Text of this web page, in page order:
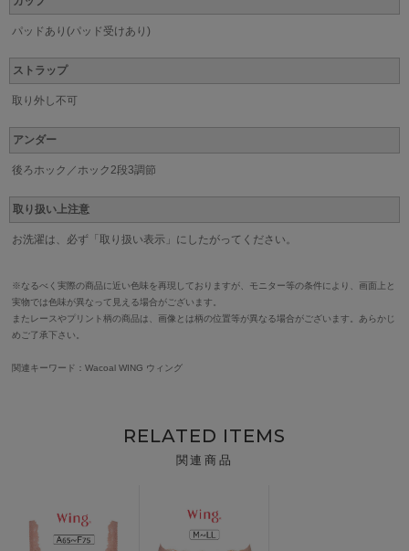
パッドあり(パッド受けあり)
ストラップ
取り外し不可
アンダー
後ろホック／ホック2段3調節
取り扱い上注意
お洗濯は、必ず「取り扱い表示」にしたがってください。
※なるべく実際の商品に近い色味を再現しておりますが、モニター等の条件により、画面上と
実物では色味が異なって見える場合がございます。
またレースやプリント柄の商品は、画像とは柄の位置等が異なる場合がございます。あらかじ
めご了承下さい。
関連キーワード：Wacoal WING ウィング
RELATED ITEMS
関連商品